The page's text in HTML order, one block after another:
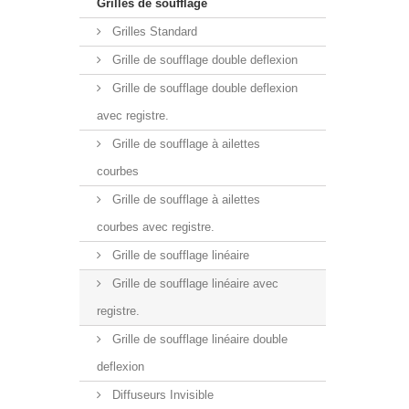
Grilles de soufflage
Grilles Standard
Grille de soufflage double deflexion
Grille de soufflage double deflexion
avec registre.
Grille de soufflage à ailettes
courbes
Grille de soufflage à ailettes
courbes avec registre.
Grille de soufflage linéaire
Grille de soufflage linéaire avec
registre.
Grille de soufflage linéaire double
deflexion
Diffuseurs Invisible